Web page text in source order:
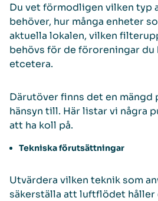
Du vet förmodligen vilken typ
behöver, hur många enheter
aktuella lokalen, vilken
behövs för de föroreningar du
etcetera.
Därutöver finns det en mängd
hänsyn till. Här listar vi några
att ha koll på.
Tekniska förutsättningar
Utvärdera vilken teknik som
säkerställa att luftflödet